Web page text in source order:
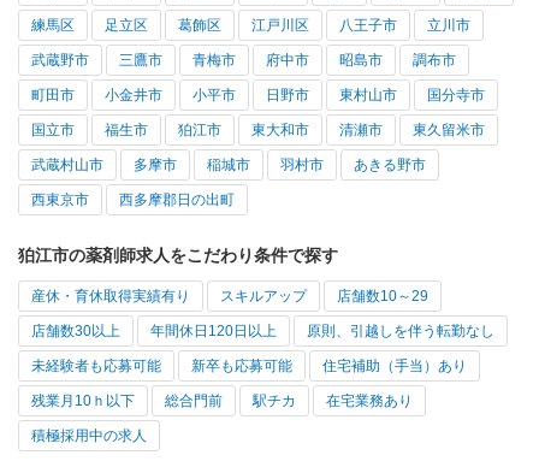
練馬区 足立区 葛飾区 江戸川区 八王子市 立川市
武蔵野市 三鷹市 青梅市 府中市 昭島市 調布市
町田市 小金井市 小平市 日野市 東村山市 国分寺市
国立市 福生市 狛江市 東大和市 清瀬市 東久留米市
武蔵村山市 多摩市 稲城市 羽村市 あきる野市
西東京市 西多摩郡日の出町
狛江市の薬剤師求人をこだわり条件で探す
産休・育休取得実績有り スキルアップ 店舗数10～29
店舗数30以上 年間休日120日以上 原則、引越しを伴う転勤なし
未経験者も応募可能 新卒も応募可能 住宅補助（手当）あり
残業月10ｈ以下 総合門前 駅チカ 在宅業務あり
積極採用中の求人